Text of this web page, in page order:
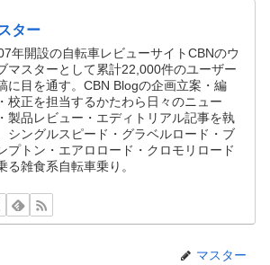
ター
年開設の自転車レビューサイトCBNのウ
マスターとして累計22,000件のユーザー
に目を通す。CBN Blogの企画立案・編
校正を担当するかたわら日々のニュー
製品レビュー・エディトリアル記事を執
シングルスピード・グラベルロード・ブ
プトン・エアロロード・クロモリロード
る雑食系自転車乗り。
マスター